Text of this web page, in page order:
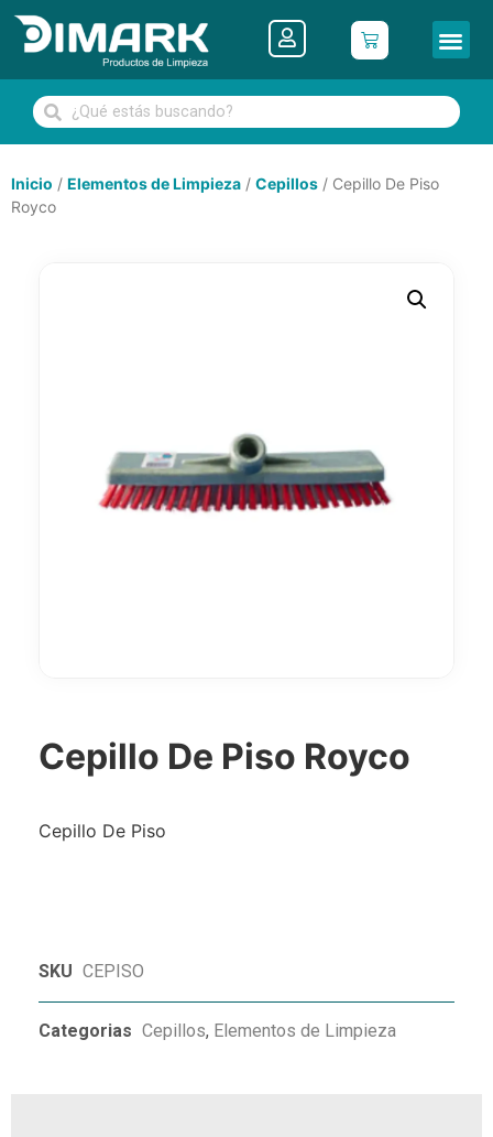
Inicio / Elementos de Limpieza / Cepillos / Cepillo De Piso
Royco
Cepillo De Piso Royco
Cepillo De Piso
SKU CEPISO
Categorias Cepillos, Elementos de Limpieza